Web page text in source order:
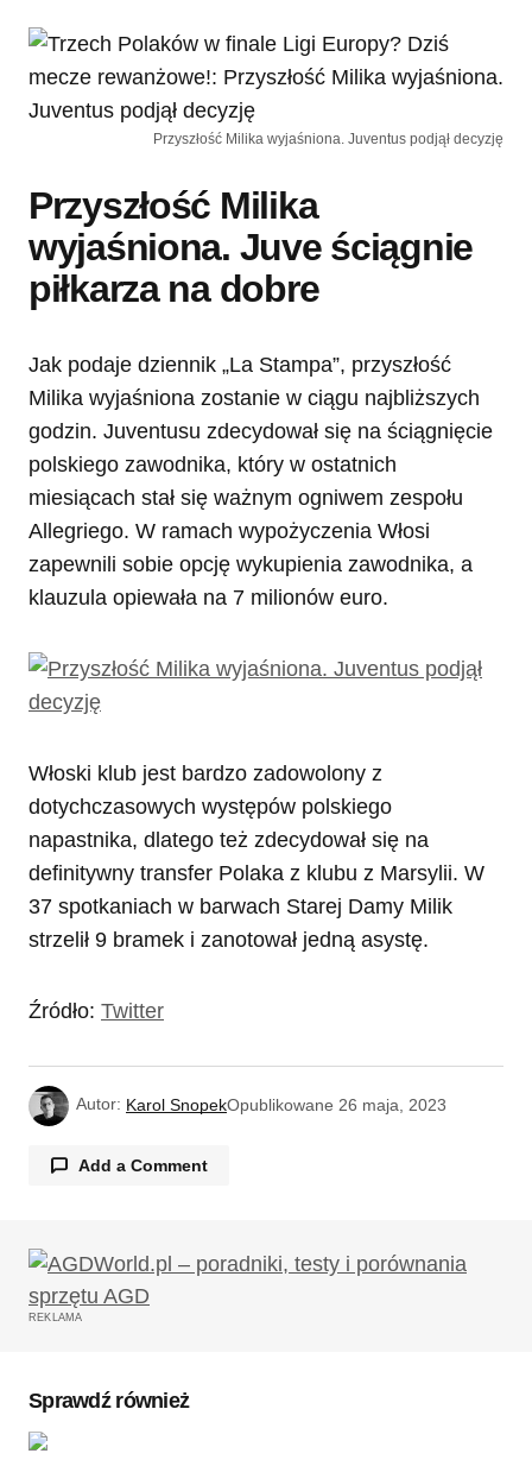
Przyszłość Milika wyjaśniona. Juventus podjął decyzję
Przyszłość Milika
wyjaśniona. Juve ściągnie
piłkarza na dobre
Jak podaje dziennik „La Stampa”, przyszłość
Milika wyjaśniona zostanie w ciągu najbliższych
godzin. Juventusu zdecydował się na ściągnięcie
polskiego zawodnika, który w ostatnich
miesiącach stał się ważnym ogniwem zespołu
Allegriego. W ramach wypożyczenia Włosi
zapewnili sobie opcję wykupienia zawodnika, a
klauzula opiewała na 7 milionów euro.
Włoski klub jest bardzo zadowolony z
dotychczasowych występów polskiego
napastnika, dlatego też zdecydował się na
definitywny transfer Polaka z klubu z Marsylii. W
37 spotkaniach w barwach Starej Damy Milik
strzelił 9 bramek i zanotował jedną asystę.
Źródło: Twitter
Autor: Karol SnopekOpublikowane 26 maja, 2023
Add a Comment
Twój adres email nie zostanie opublikowany.
Wymagane pola są oznaczone
REKLAMA
Sprawdź również